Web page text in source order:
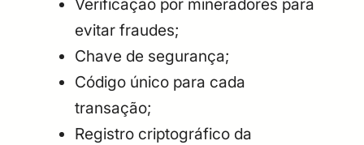
Verificação por mineradores para
evitar fraudes;
Chave de segurança;
Código único para cada
transação;
Registro criptográfico da